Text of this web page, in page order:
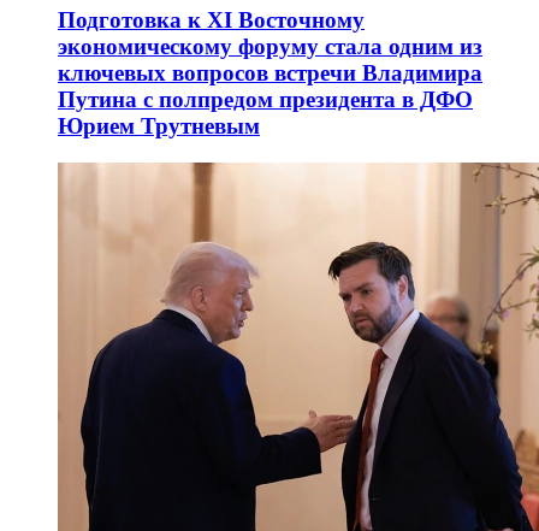
Подготовка к XI Восточному
экономическому форуму стала одним из
ключевых вопросов встречи Владимира
Путина с полпредом президента в ДФО
Юрием Трутневым